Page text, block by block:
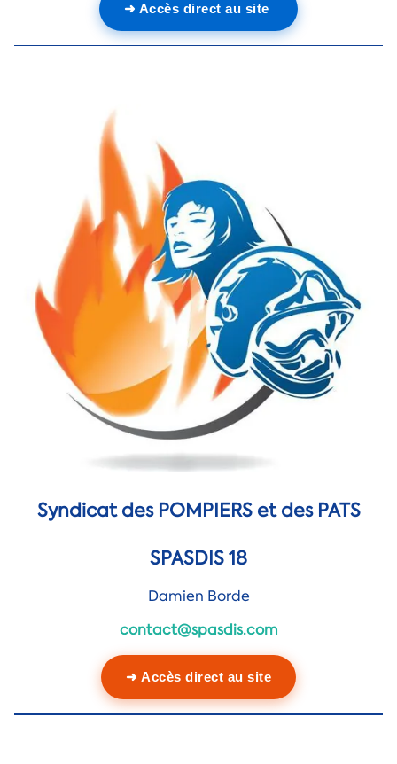
➜ Accès direct au site
Syndicat des POMPIERS et des PATS
SPASDIS 18
Damien Borde
contact@spasdis.com
➜ Accès direct au site